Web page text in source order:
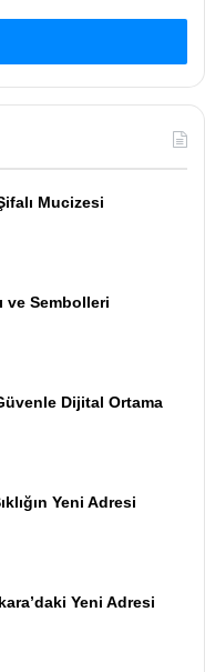
Mucizesi
ve Sembolleri
Dijital Ortama
Yeni Adresi
Yeni Adresi